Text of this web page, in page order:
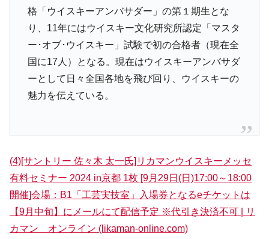
格「ウイスキーアンバサダー」の第１期生とな
り、11年にはウイスキー文化研究所認定「マスタ
ー･オブ･ウイスキー」試験で初の合格者（現在全
国に17人）となる。現在はウイスキーアンバサダ
ーとして日々全国各地を飛び回り、ウイスキーの
魅力を伝えている。
(4)[サントリー 佐々木 太一氏]リカマンウイスキーメッセ
有料セミナー 2024 in京都 1枚 [9月29日(日)17:00～18:00
開催]会場：B1「工芸実技室」入場券となるeチケットは
【9月中旬】にメールにて配信予定 ※代引き決済不可 | リ
カマン オンライン (likaman-online.com)